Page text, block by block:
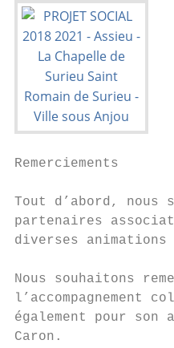
Remerciements
Tout d’abord,
partenaires
diverses
Nous souhaitons
également pour son
Caron.